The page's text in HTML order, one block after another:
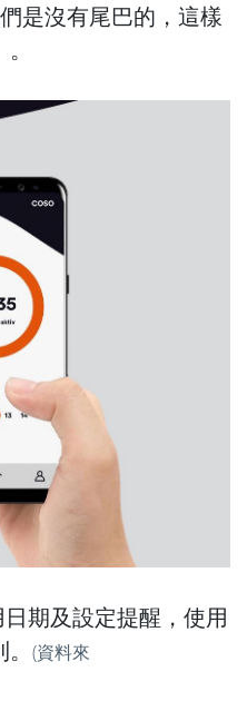
是沒有尾巴的，這樣
期及設定提醒，使用
(資料來